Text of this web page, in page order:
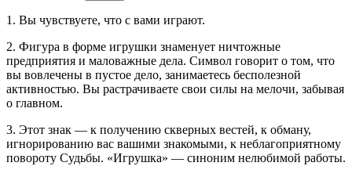
1. Вы чувствуете, что с вами играют.
2. Фигура в форме игрушки знаменует ничтожные
предприятия и маловажные дела. Символ говорит о том, что
вы вовлечены в пустое дело, занимаетесь бесполезной
активностью. Вы растрачиваете свои силы на мелочи, забывая
о главном.
3. Этот знак — к получению скверных вестей, к обману,
игнорированию вас вашими знакомыми, к неблагоприятному
повороту Судьбы. «Игрушка» — синоним нелюбимой работы.